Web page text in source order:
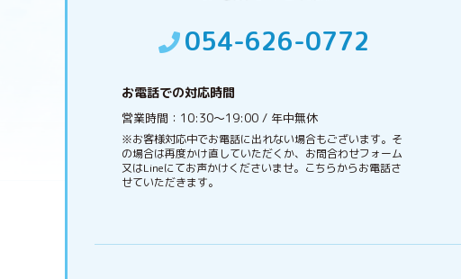
054-626-0772
お電話での対応時間
営業時間：10:30〜19:00 / 年中無休
※お客様対応中でお電話に出れない場合もございます。そ
の場合は再度かけ直していただくか、お問合わせフォーム
又はLineにてお声かけくださいませ。こちらからお電話さ
せていただきます。